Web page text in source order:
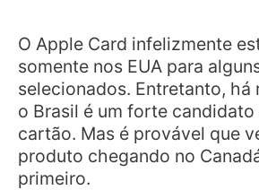
O Apple Card infelizmente
somente nos EUA para
selecionados. Entretanto, há
o Brasil é um forte
cartão. Mas é provável que
produto chegando no
primeiro.